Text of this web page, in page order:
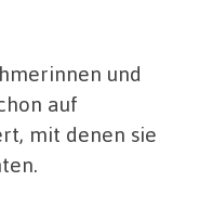
und
auf
mit denen sie